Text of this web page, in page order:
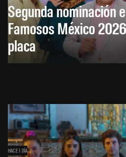
Segunda nominación
Famosos México
placa
HACE 1 DÍA